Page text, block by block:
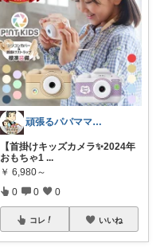
頑張るパパママ応援隊@育児・子供用品紹介
【首掛けキッズカメラ✨2024年
おもちゃ1 ...
￥ 6,980～
0 0 0
コレ いいね